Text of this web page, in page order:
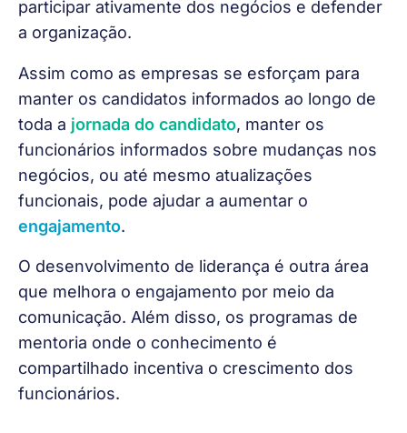
participar ativamente dos negócios e defender
a organização.
Assim como as empresas se esforçam para
manter os candidatos informados ao longo de
toda a jornada do candidato, manter os
funcionários informados sobre mudanças nos
negócios, ou até mesmo atualizações
funcionais, pode ajudar a aumentar o
engajamento.
O desenvolvimento de liderança é outra área
que melhora o engajamento por meio da
comunicação. Além disso, os programas de
mentoria onde o conhecimento é
compartilhado incentiva o crescimento dos
funcionários.